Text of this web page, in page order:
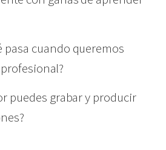
pasa cuando queremos
puedes grabar y producir